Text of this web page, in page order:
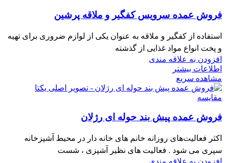
فروش عمده سرویس کفگیر و ملاقه پرشین
استفاده از کفگیر و ملاقه به عنوان یکی از لوازم ضروری برای تهیه
و پخت انواع مواد غذایی از گذشته
افزودن به علاقه مندی
اطلاعات بیشتر
مشاهده سریع
مقایسه
فروش عمده پیش بند حوله ای رژلان
اکثر فعالیت‌های روزانه خانم های خانه دار در محیط آشپزخانه
سپری می شود . فعالیت های نظیر آشپزی ، شست
افزودن به علاقه مندی